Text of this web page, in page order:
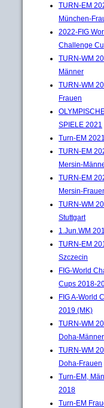
TURN-EM
München-
2022-FIG
Challenge
TURN-WM
Männer
TURN-WM
Frauen
SPIELE 2021
Turn-EM
TURN-EM
Mersin-
TURN-EM
Mersin-
TURN-WM
Stuttgart
1.Jun.WM
TURN-EM
Szczecin
FIG-World
Cups 2018-
FIG A-World
2019 (MK)
TURN-WM
Doha-Männer
TURN-WM
Doha-Frauen
Turn-EM,
2018
Turn-EM